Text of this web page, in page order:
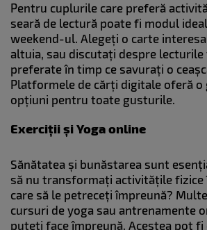
Pentru cuplurile care preferă
seară de lectură poate fi modul
weekend-ul. Alegeți o carte
altuia, sau discutați despre
preferate în timp ce savurați o
Platformele de cărți digitale oferă o
opțiuni pentru toate gusturile.
Exerciții și Yoga online
Sănătatea și bunăstarea sunt
să nu transformați activitățile fizice
care să le petreceți împreună?
cursuri de yoga sau antrenamente
puteți face împreună. Acestea pot